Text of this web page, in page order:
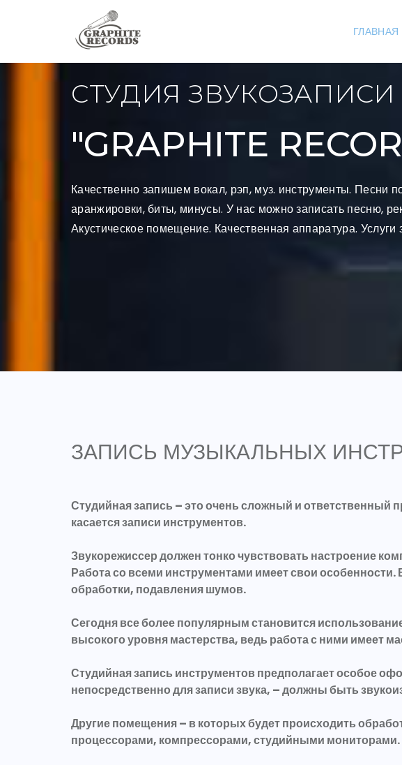
ГЛАВНАЯ
СТУДИЯ
"GRAPHITE
Качественно запишем вокал, рэп, муз. инструменты. Песни
аранжировки, биты, минусы. У нас можно записать песню,
Акустическое помещение. Качественная аппаратура. Услуги
ЗАПИСЬ МУЗЫКАЛЬНЫХ
Студийная запись – это очень сложный и ответственный
касается записи инструментов.
Звукорежиссер должен тонко чувствовать настроение
Работа со всеми инструментами имеет свои
обработки, подавления шумов.
Сегодня все более популярным становится
высокого уровня мастерства, ведь работа с ними имеет
Студийная запись инструментов предполагает особое
непосредственно для записи звука, – должны быть
Другие помещения – в которых будет происходить
процессорами, компрессорами, студийными мониторами.